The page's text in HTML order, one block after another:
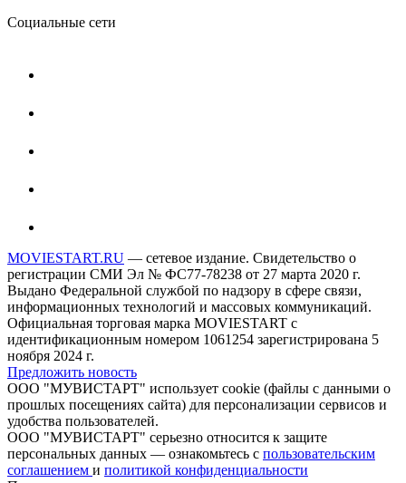
Социальные сети
MOVIESTART.RU — сетевое издание. Свидетельство о
регистрации СМИ Эл № ФС77-78238 от 27 марта 2020 г.
Выдано Федеральной службой по надзору в сфере связи,
информационных технологий и массовых коммуникаций.
Официальная торговая марка MOVIESTART с
идентификационным номером 1061254 зарегистрирована 5
ноября 2024 г.
Предложить новость
ООО "МУВИСТАРТ" использует cookie (файлы с данными о
прошлых посещениях сайта) для персонализации сервисов и
удобства пользователей.
ООО "МУВИСТАРТ" серьезно относится к защите
персональных данных — ознакомьтесь с пользовательским
соглашением и политикой конфиденциальности